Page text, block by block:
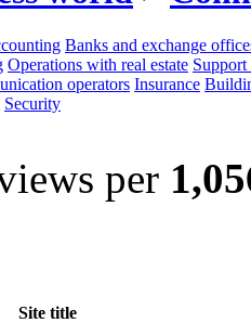
Banks and exchange
Operations with real estate Support
operators Insurance
Security
per
Site title